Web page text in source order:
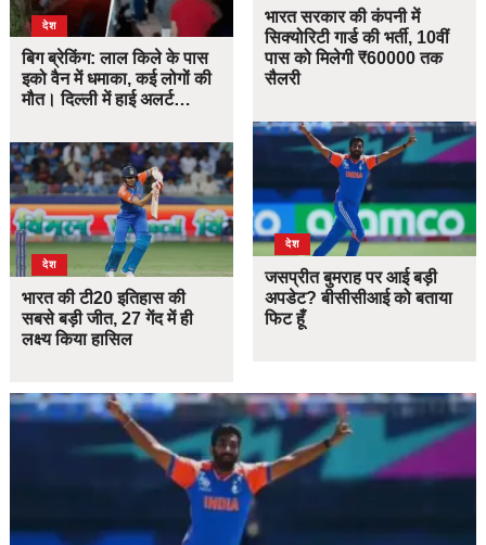
देश
बिग ब्रेकिंग: लाल किले के पास
इको वैन में धमाका, कई लोगों की
मौत। दिल्ली में हाई अलर्ट…
देश
भारत की टी20 इतिहास की
सबसे बड़ी जीत, 27 गेंद में ही
लक्ष्य किया हासिल
भारत सरकार की कंपनी में
सिक्योरिटी गार्ड की भर्ती, 10वीं
पास को मिलेगी ₹60000 तक
सैलरी
देश
जसप्रीत बुमराह पर आई बड़ी
अपडेट? बीसीसीआई को बताया
फिट हूँ